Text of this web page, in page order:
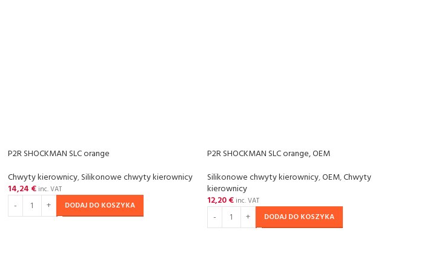
P2R SHOCKMAN SLC orange
Chwyty kierownicy,Silikonowe chwyty kierownicy
14,24 €inc. VAT
DODAJ DO KOSZYKA
P2R SHOCKMAN SLC orange, OEM
Silikonowe chwyty kierownicy,OEM,Chwyty
kierownicy
12,20€inc. VAT
DODAJ DO KOSZYKA